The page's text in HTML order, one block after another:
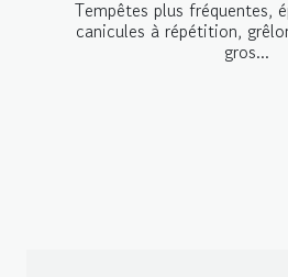
Tempêtes plus fréquentes,
canicules à répétition,
gros...